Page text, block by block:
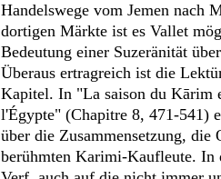
Handelswege vom Jemen nach
dortigen Märkte ist es Vallet
Bedeutung einer Suzeränität
Überaus ertragreich ist die
Kapitel. In "La saison du Kārim
l'Égypte" (Chapitre 8, 471-541)
über die Zusammensetzung,
berühmten Karimi-Kaufleute. In